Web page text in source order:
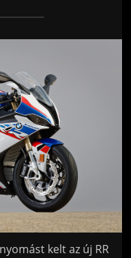
kelt az új RR